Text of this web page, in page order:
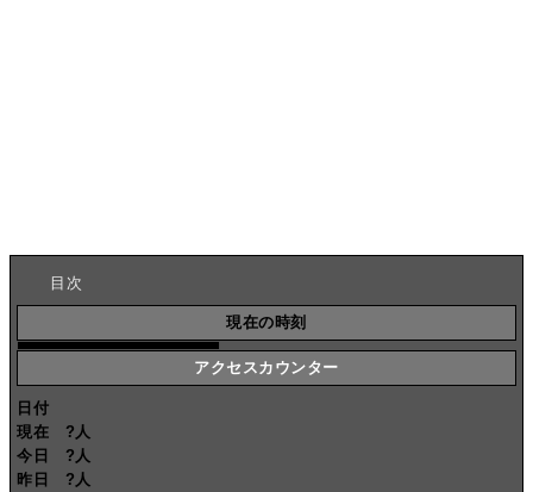
目次
現在の時刻
アクセスカウンター
日付
現在
? 人
今日
? 人
昨日
? 人